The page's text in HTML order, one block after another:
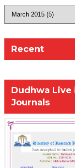
Recent
Dudhwa Live
Journals